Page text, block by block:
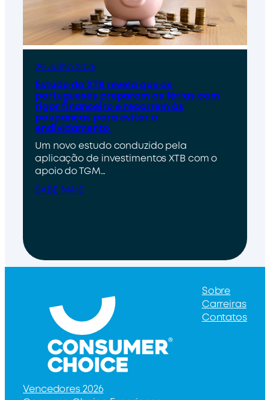
29 Julho 2026
Estudo da XTB revela que os
portugueses preparam as férias com
rigor financeiro e recorrem às
poupanças para evitar o
endividamento
Um novo estudo conduzido pela
aplicação de investimentos XTB com o
apoio do TGM…
SABE MAIS
Sobre
Carreiras
Contatos
Vencedores 2026